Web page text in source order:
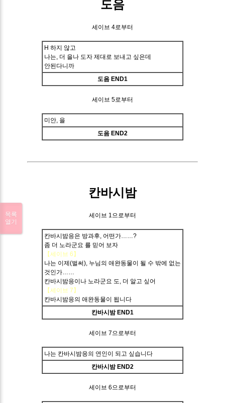
도음
세이브 4로부터
H 하지 않고
나는, 더 을나 도자 제대로 보내고 싶은데
안된다니까
도음 END1
세이브 5로부터
미안, 을
도음 END2
칸바시밤
세이브 1으로부터
칸바시밤응은 방과후, 어떤가……?
좀 더 노라군요 를 믿어 보자
【세이브 6】
나는 이제(벌써), 누님의 애완동물이 될 수 밖에 없는
것인가……
칸바시밤응이나 노라군요 도, 더 알고 싶어
【세이브 7】
칸바시밤응의 애완동물이 됩니다
칸바시밤 END1
세이브 7으로부터
나는 칸바시밤응의 연인이 되고 싶습니다
칸바시밤 END2
세이브 6으로부터
목록
열기